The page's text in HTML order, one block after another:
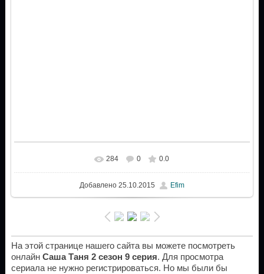
284 0 0.0
Добавлено25.10.2015 Efim
На этой странице нашего сайта вы можете посмотреть
онлайн Саша Таня 2 сезон 9 серия. Для просмотра
сериала не нужно регистрироваться. Но мы были бы